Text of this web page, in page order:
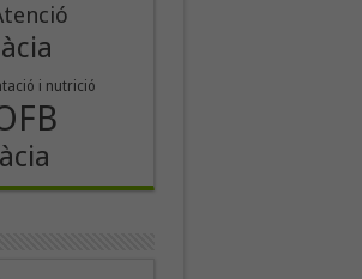
i nutrició